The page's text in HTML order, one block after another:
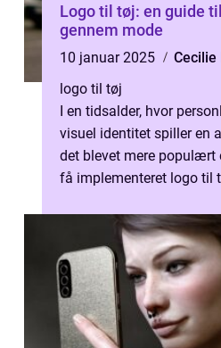
Logo til tøj: en guide
gennem mode
10 januar 2025
Cecilie
logo til tøj
I en tidsalder, hvor
visuel identitet spiller en
det blevet mere populært
få implementeret logo til